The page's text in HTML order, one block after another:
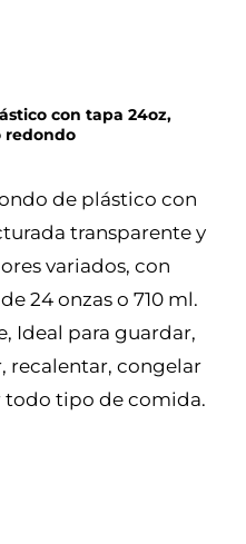
con tapa 24oz,
redondo
de plástico con
transparente y
variados, con
24 onzas o 710 ml.
Ideal para guardar,
recalentar, congelar
todo tipo de comida.